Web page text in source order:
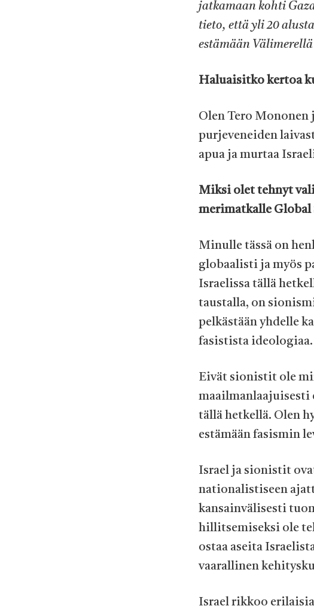
jatkamaan kohti
tieto, että yli 20
estämään
Haluaisitko kertoa
Olen Tero Mononen
purjeveneiden
apua ja murtaa
Miksi olet tehnyt
merimatkalle Global
Minulle tässä on
globaalisti ja myös
Israelissa tällä
taustalla, on
pelkästään yhdelle
fasistista ideologiaa.
Eivät sionistit ole
maailmanlaajuisesti
tällä hetkellä. Olen
estämään fasismin
Israel ja sionistit
nationalistiseen
kansainvälisesti
hillitsemiseksi ole
ostaa aseita
vaarallinen
Israel rikkoo